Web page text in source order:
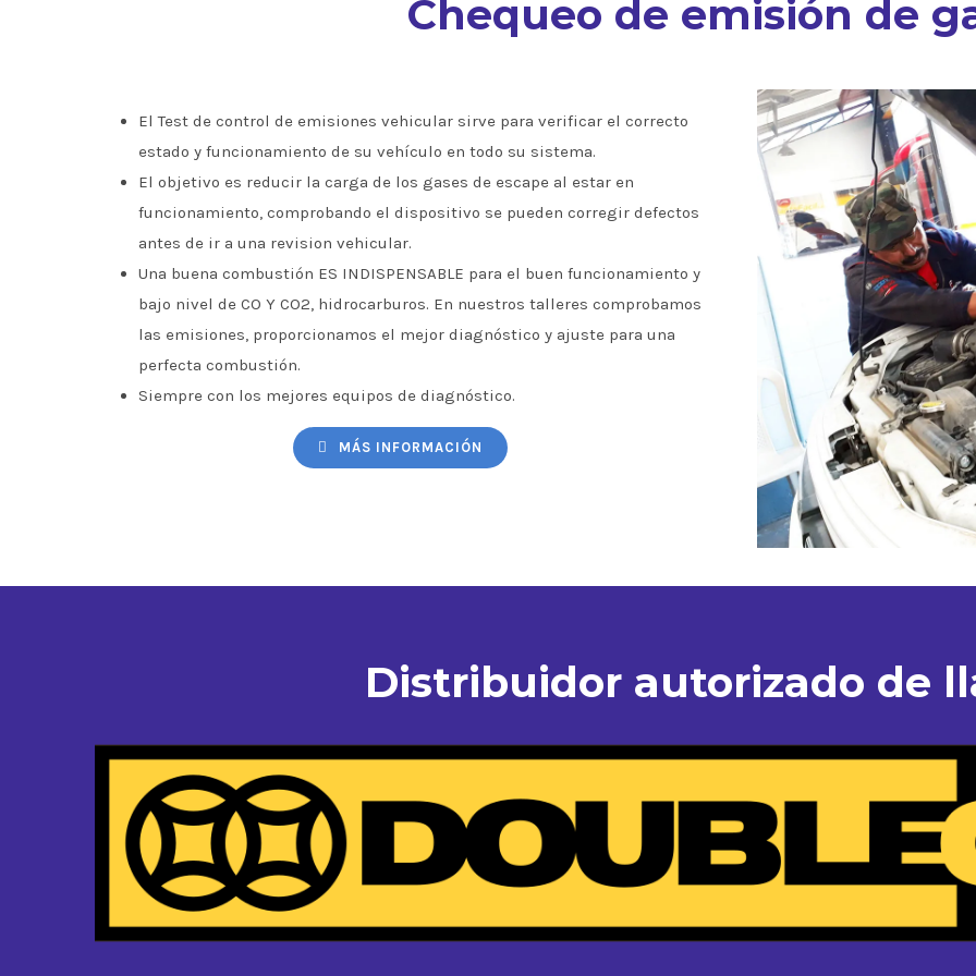
Chequeo de emisión de
El Test de control de emisiones vehicular sirve para verificar el correcto
estado y funcionamiento de su vehículo en todo su sistema.
El objetivo es reducir la carga de los gases de escape al estar en
funcionamiento, comprobando el dispositivo se pueden corregir defectos
antes de ir a una revision vehicular.
Una buena combustión ES INDISPENSABLE para el buen funcionamiento y
bajo nivel de CO Y CO2, hidrocarburos. En nuestros talleres comprobamos
las emisiones, proporcionamos el mejor diagnóstico y ajuste para una
perfecta combustión.
Siempre con los mejores equipos de diagnóstico.
MÁS INFORMACIÓN
Distribuidor autorizado de